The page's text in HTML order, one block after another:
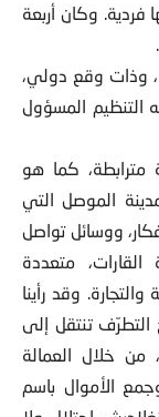
وكان أربعة
وذات وقع دولي،
المسؤول
كما هو
الموصل التي
ووسائل تواصل
القارات، متعددة
وقد رأينا
التطرّف تنتقل إلى
من خلال العمالة
الأموال باسم